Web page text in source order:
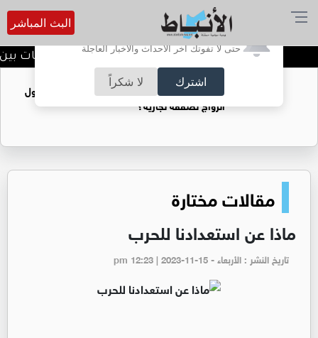
أترغب في تفعيل الإشعارات؟
حتى لا تفوتك آخر الأحداث والأخبار العاجلة
اشترك لا شكراً
البث المباشر
الدويري يؤكد عمق العلاقات بين
فتيات يستغللنه لتحقيق مكاسب مادية.. هل تحول
الزواج لصفقة تجارية؟
مقالات مختارة
ماذا عن استعدادنا للحرب
تاريخ النشر : الأربعاء - pm 12:23 | 2023-11-15